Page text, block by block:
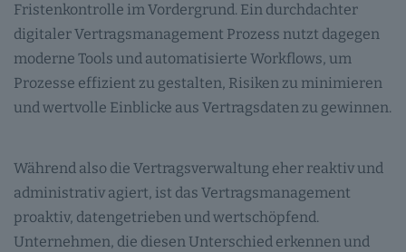
Fristenkontrolle im Vordergrund. Ein durchdachter
digitaler Vertragsmanagement Prozess nutzt dagegen
moderne Tools und automatisierte Workflows, um
Prozesse effizient zu gestalten, Risiken zu minimieren
und wertvolle Einblicke aus Vertragsdaten zu gewinnen.
Während also die Vertragsverwaltung eher reaktiv und
administrativ agiert, ist das Vertragsmanagement
proaktiv, datengetrieben und wertschöpfend.
Unternehmen, die diesen Unterschied erkennen und